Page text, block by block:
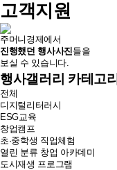
고객지원
주머니경제에서
진행했던 행사사진들을
보실 수 있습니다.
행사갤러리 카테고리
전체
디지털리터러시
ESG교육
창업캠프
초·중학생 직업체험
열린 분류 창업 아카데미
도시재생 프로그램